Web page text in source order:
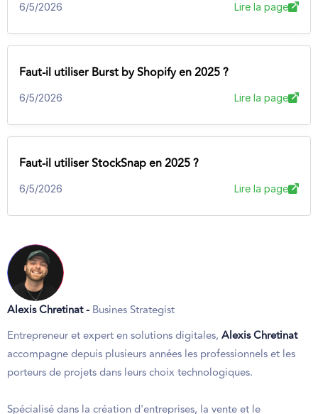
6/5/2026 Lire la page
Faut-il utiliser Burst by Shopify en 2025 ?
6/5/2026 Lire la page
Faut-il utiliser StockSnap en 2025 ?
6/5/2026 Lire la page
Alexis Chretinat - Busines Strategist
Entrepreneur et expert en solutions digitales, Alexis Chretinat
accompagne depuis plusieurs années les professionnels et les
porteurs de projets dans leurs choix technologiques.
Spécialisé dans la création d'entreprises, la vente et le